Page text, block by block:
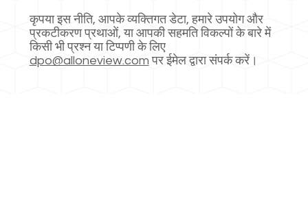
कृपया इस नीति, आपके व्यक्तिगत डेटा, हमारे उपयोग और
प्रकटीकरण प्रथाओं, या आपकी सहमति विकल्पों के बारे में
किसी भी प्रश्न या टिप्पणी के लिए
dpo@alloneview.com पर ईमेल द्वारा संपर्क करें।